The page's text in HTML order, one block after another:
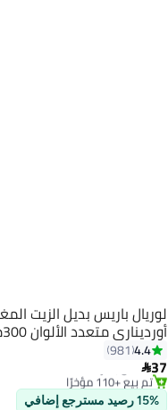
لوريال باريس بديل الزيت
أورديناري متعدد الألوان 300ملليلتر
4.4
981
37
#9 في علاجات الشعر والقشرة
بتخلّص بسرعة
تم بيع +110 مؤخرًا
#9 في علاجات الشعر والقشرة
15% رصيد مسترجع إضافي